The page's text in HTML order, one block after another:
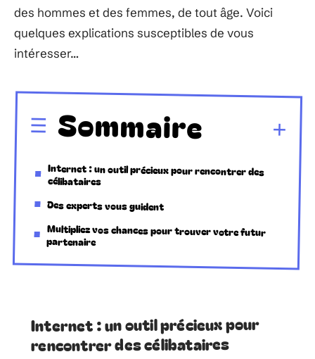
des hommes et des femmes, de tout âge. Voici
quelques explications susceptibles de vous
intéresser…
Sommaire
Internet : un outil précieux pour rencontrer des
célibataires
Des experts vous guident
Multipliez vos chances pour trouver votre futur
partenaire
Internet : un outil précieux pour
rencontrer des célibataires